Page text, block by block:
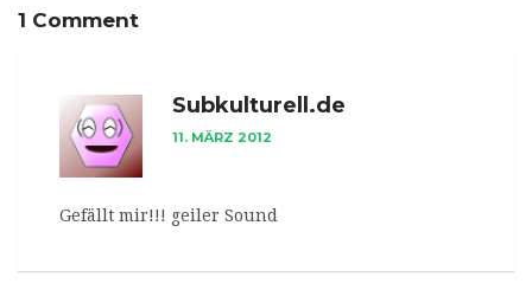
1 Comment
Subkulturell.de
11. MÄRZ 2012
Gefällt mir!!! geiler Sound